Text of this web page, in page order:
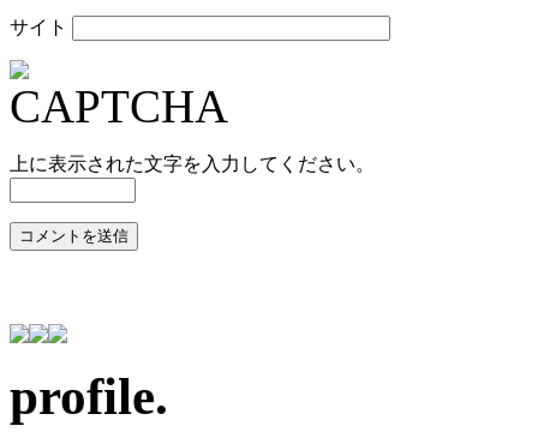
サイト
上に表示された文字を入力してください。
profile.